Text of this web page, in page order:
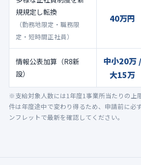
規規定し転換
（勤務地限定・職務限
定・短時間正社員）
40万円
情報公表加算（R8新
設）
中小20万 /
大15万
※支給対象人数には1年度1事業所当たりの上
件は年度途中で変わり得るため、申請前に必
ンフレットで最新を確認してください。